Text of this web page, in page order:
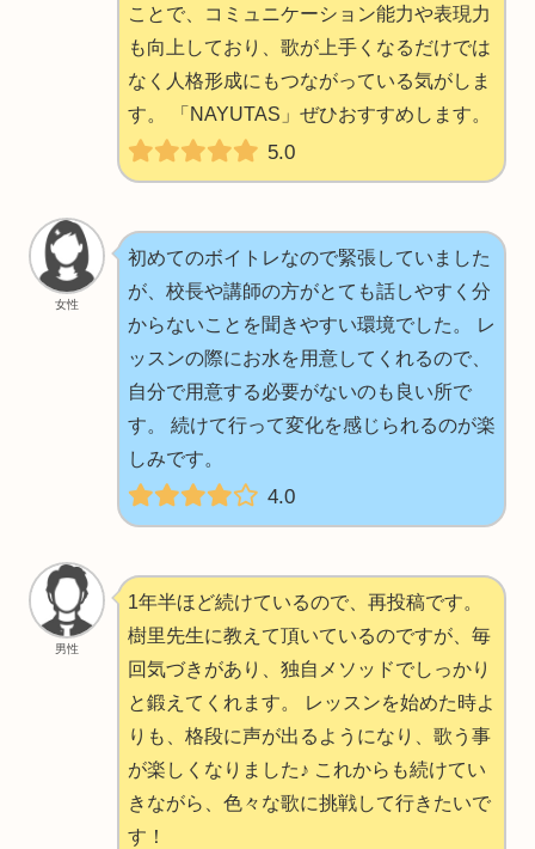
ことで、コミュニケーション能力や表現力
も向上しており、歌が上手くなるだけでは
なく人格形成にもつながっている気がしま
す。 「NAYUTAS」ぜひおすすめします。
5.0
女性
初めてのボイトレなので緊張していました
が、校長や講師の方がとても話しやすく分
からないことを聞きやすい環境でした。 レ
ッスンの際にお水を用意してくれるので、
自分で用意する必要がないのも良い所で
す。 続けて行って変化を感じられるのが楽
しみです。
4.0
男性
1年半ほど続けているので、再投稿です。
樹里先生に教えて頂いているのですが、毎
回気づきがあり、独自メソッドでしっかり
と鍛えてくれます。 レッスンを始めた時よ
りも、格段に声が出るようになり、歌う事
が楽しくなりました♪ これからも続けてい
きながら、色々な歌に挑戦して行きたいで
す！